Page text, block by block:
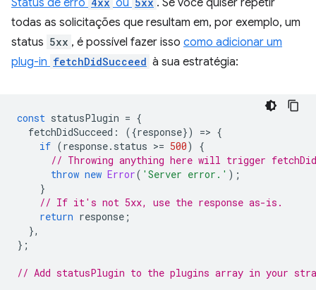
Status de erro
ou
. Se você quiser repetir
todas as solicitações que resultam em, por exemplo, um
status 5xx , é possível fazer isso como adicionar um
plug-in fetchDidSucceed à sua estratégia:
const statusPlugin = {
fetchDidSucceed : ({response}) => {
if (response. status >= 500)
{
// Throwing anything here will trigger
throw new Error( 'Server error.' );
}
// If it's not 5xx, use the response as-is.
return response ;
},
};
// Add statusPlugin to the plugins array in your